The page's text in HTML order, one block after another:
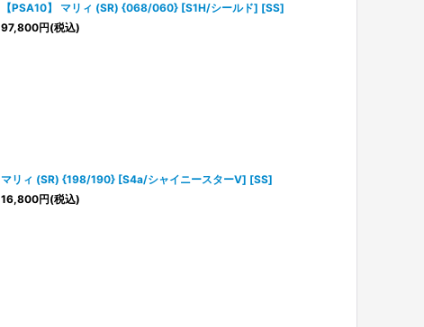
【PSA10】 マリィ (SR) {068/060} [S1H/シールド] [SS]
97,800円(税込)
マリィ (SR) {198/190} [S4a/シャイニースターV] [SS]
16,800円(税込)